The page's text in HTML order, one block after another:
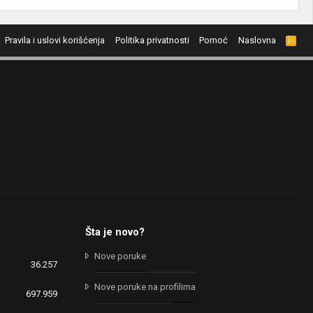
Pravila i uslovi korišćenja Politika privatnosti Pomoć Naslovna
R
S
S
36.257
697.959
Šta je novo?
Nove poruke
Nove poruke na profilima